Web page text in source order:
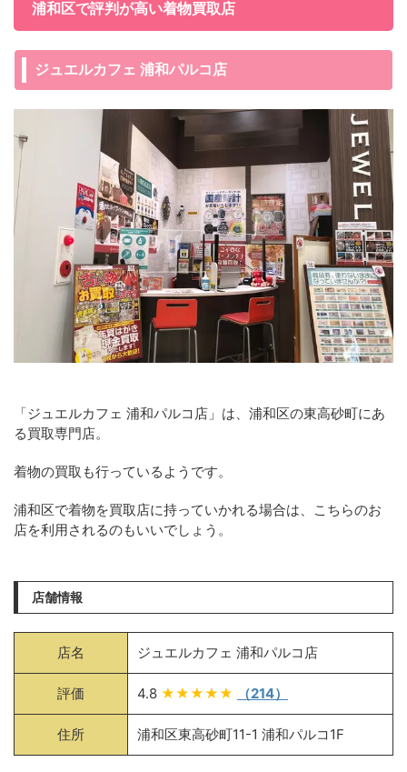
浦和区で評判が高い着物買取店
ジュエルカフェ 浦和パルコ店
「ジュエルカフェ 浦和パルコ店」は、浦和区の東高砂町にあ
る買取専門店。
着物の買取も行っているようです。
浦和区で着物を買取店に持っていかれる場合は、こちらのお
店を利用されるのもいいでしょう。
店舗情報
店名 ジュエルカフェ 浦和パルコ店
評価 4.8 ★★★★★ （214）
住所 浦和区東高砂町11-1 浦和パルコ1F